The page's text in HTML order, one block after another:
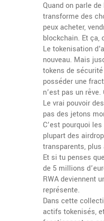
Quand on parle de
transforme des
peux acheter,
blockchain. Et ça,
Le tokenisation
nouveau. Mais
tokens de
posséder une
n’est pas un
Le vrai pouvoir
pas des jetons
C’est pourquoi
plupart des
transparents,
Et si tu penses
de 5 millions
RWA deviennent
représente.
Dans cette
actifs tokenisés,